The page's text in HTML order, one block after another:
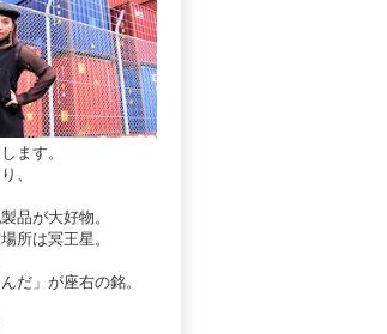
ます。
、
品が大好物。
所は冥王星。
だ」が座右の銘。